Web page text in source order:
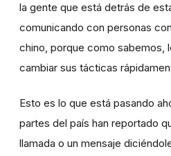
la gente que está detrás de
comunicando con personas
chino, porque como sabemos,
cambiar sus tácticas
Esto es lo que está pasando
partes del país han reportado
llamada o un mensaje